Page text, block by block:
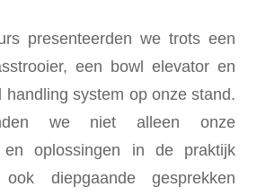
presenteerden we trots een
een bowl elevator en
handling system op onze stand.
we niet alleen onze
en oplossingen in de praktijk
diepgaande gesprekken